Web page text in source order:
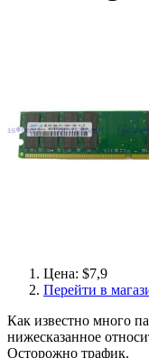
Цена: $7,9
Перейти в
Как известно много
нижесказанное
Осторожно трафик.